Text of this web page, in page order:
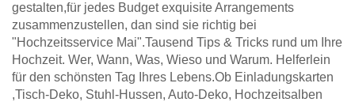
gestalten,für jedes Budget exquisite Arrangements
zusammenzustellen, dan sind sie richtig bei
"Hochzeitsservice Mai".Tausend Tips & Tricks rund um Ihre
Hochzeit. Wer, Wann, Was, Wieso und Warum. Helferlein
für den schönsten Tag Ihres Lebens.Ob Einladungskarten
,Tisch-Deko, Stuhl-Hussen, Auto-Deko, Hochzeitsalben